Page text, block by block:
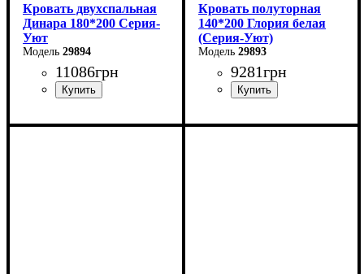
Кровать двухспальная
Динара 180*200 Серия-
Уют
29894
11086грн
Ширина: 180 см
Кровать полуторная
140*200 Глория белая
(Серия-Уют)
29893
9281грн
Ширина: 140 см